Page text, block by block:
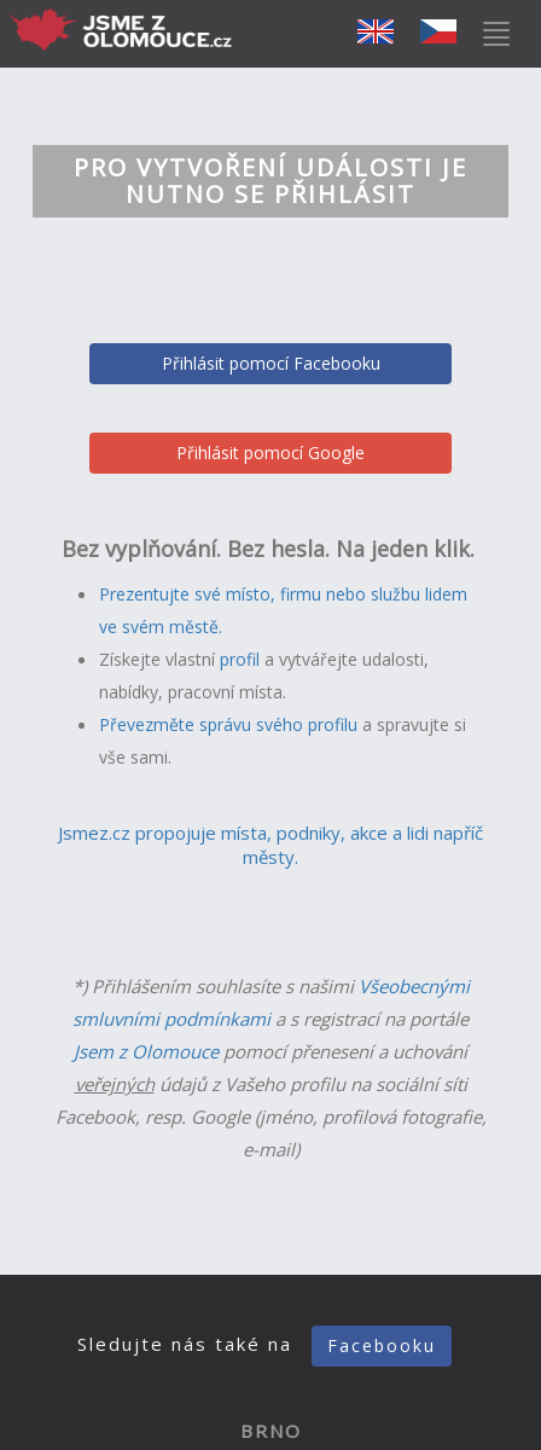
PRO VYTVOŘENÍ UDÁLOSTI JE
NUTNO SE PŘIHLÁSIT
Přihlásit pomocí Facebooku
Přihlásit pomocí Google
Bez vyplňování. Bez hesla. Na jeden klik.
Prezentujte své místo, firmu nebo službu lidem
ve svém městě.
Získejte vlastníprofil a vytvářejte udalosti,
nabídky, pracovní místa.
Převezměte správu svého profilu a spravujte si
vše sami.
Jsmez.cz propojuje místa, podniky, akce a lidi napříč
městy.
*) Přihlášením souhlasíte s našimi Všeobecnými
smluvními podmínkamia s registrací na portále
Jsem z Olomoucepomocí přenesení a uchování
veřejnýchúdajů z Vašeho profilu na sociální síti
Facebook, resp. Google (jméno, profilová fotografie,
e-mail)
Sledujte nás také na Facebooku
BRNO